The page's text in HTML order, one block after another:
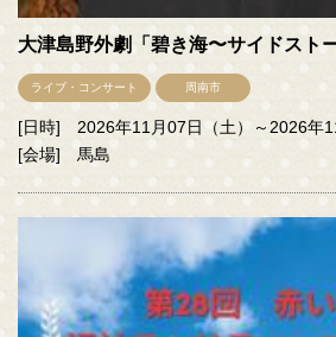
大津島野外劇「碧き海〜サイドスト
ライブ・コンサート 周南市
[日時] 2026年11月07日（土）～2026年
[会場] 馬島